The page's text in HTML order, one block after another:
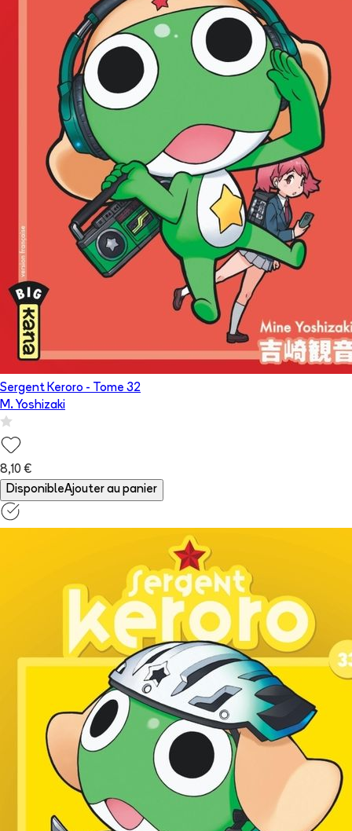
Sergent Keroro - Tome 32
M. Yoshizaki
8,10 €
DisponibleAjouter au panier